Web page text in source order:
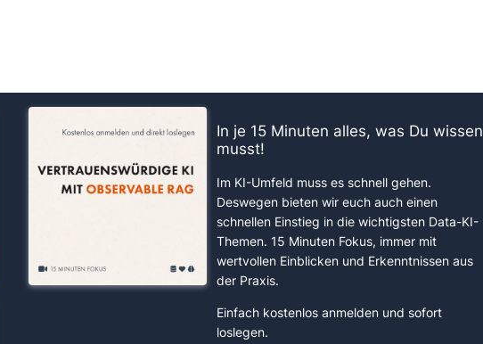
In je 15 Minuten alles, was Du wissen
musst!
Im KI-Umfeld muss es schnell gehen.
Deswegen bieten wir euch auch einen
schnellen Einstieg in die wichtigsten Data-KI-
Themen. 15 Minuten Fokus, immer mit
wertvollen Einblicken und Erkenntnissen aus
der Praxis.
Einfach kostenlos anmelden und sofort
loslegen.